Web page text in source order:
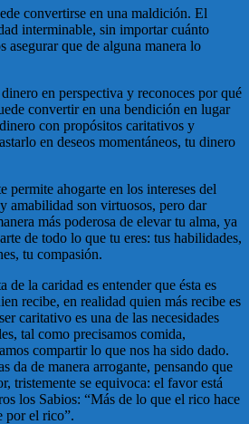
convertirse en una maldición. El
interminable, sin importar cuánto
asegurar que de alguna manera lo
en perspectiva y reconoces por qué
convertir en una bendición en lugar
con propósitos caritativos y
en deseos momentáneos, tu dinero
permite ahogarte en los intereses del
amabilidad son virtuosos, pero dar
más poderosa de elevar tu alma, ya
de todo lo que tu eres: tus habilidades,
tu compasión.
de la caridad es entender que ésta es
recibe, en realidad quien más recibe es
caritativo es una de las necesidades
tal como precisamos comida,
compartir lo que nos ha sido dado.
da de manera arrogante, pensando que
tristemente se equivoca: el favor está
los Sabios: “Más de lo que el rico hace
por el rico”.